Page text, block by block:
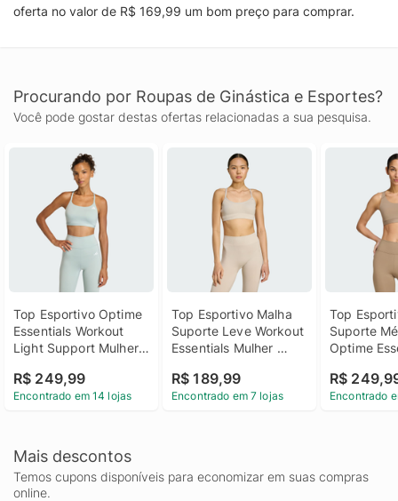
oferta no valor de R$ 169,99 um bom preço para comprar.
Procurando por Roupas de Ginástica e Esportes?
Você pode gostar destas ofertas relacionadas a sua pesquisa.
Top Esportivo Optime
Essentials Workout
Light Support Mulher
R$ 249,99
Encontrado em 14 lojas
Top Esportivo Malha
Suporte Leve Workout
Essentials Mulher
R$ 189,99
Encontrado em 7 lojas
Top
Suporte
Optime
R$
Encontrado
Mais descontos
Temos cupons disponíveis para economizar em suas compras
online.